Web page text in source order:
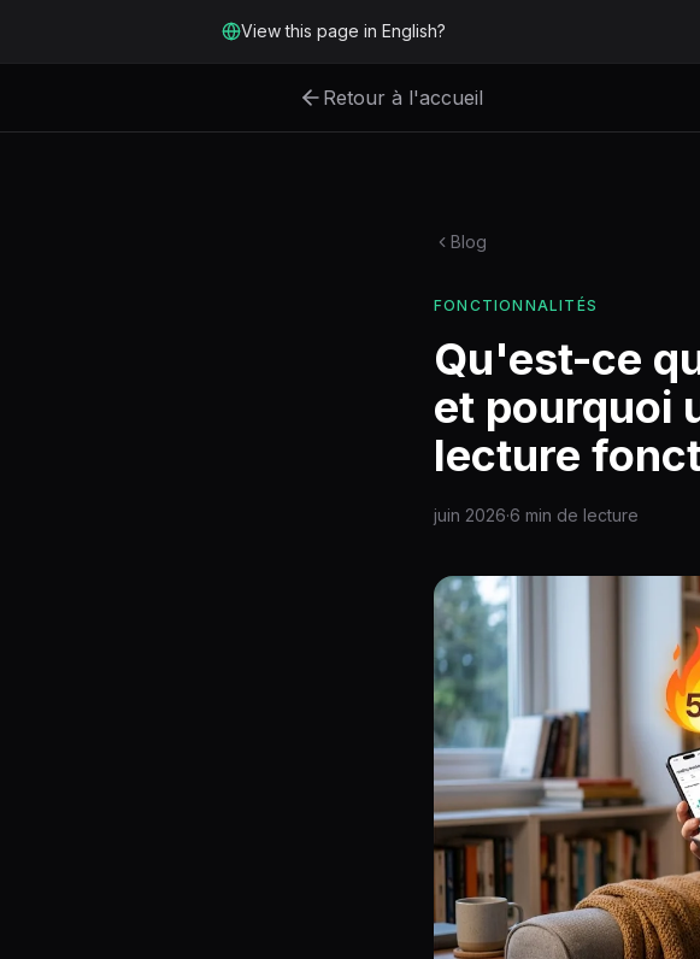
View this page in English?
Retour à l'accueil
Blog
FONCTIONNALITÉS
Qu'est-ce
et pourquoi
lecture
juin 2026·6 min de lecture